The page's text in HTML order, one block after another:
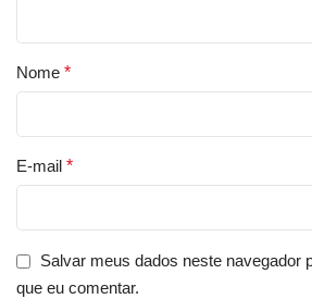
Nome *
E-mail *
Salvar meus dados neste navegador
que eu comentar.